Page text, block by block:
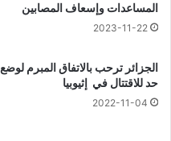
المساعدات وإسعاف المصابين
2023-11-22
الجزائر ترحب بالاتفاق المبرم لوضع
حد للاقتتال في إثيوبيا
2022-11-04